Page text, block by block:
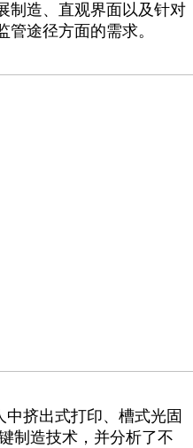
制造、直观界面以及针对
途径方面的需求。
挤出式打印、槽式光固
制造技术，并分析了不